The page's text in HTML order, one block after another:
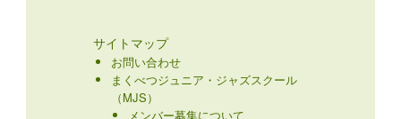
サイトマップ
お問い合わせ
まくべつジュニア・ジャズスクール
（MJS）
メンバー募集について